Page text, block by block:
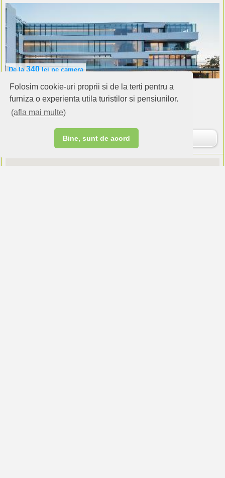
Folosim cookie-uri proprii si de la terti pentru a
furniza o experienta utila turistilor si pensiunilor.
(afla mai multe)
Bine, sunt de acord
De la 340 lei pe camera
Hotel Privo
Targu Mures (Mures)